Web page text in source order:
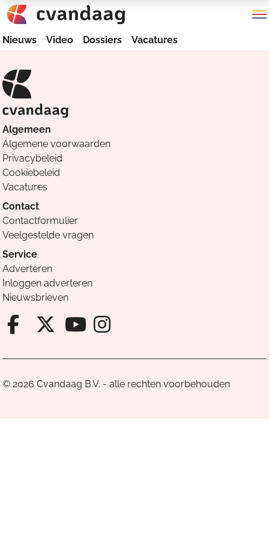
Nieuws Video Dossiers Vacatures
Algemeen
Algemene voorwaarden
Privacybeleid
Cookiebeleid
Vacatures
Contact
Contactformulier
Veelgestelde vragen
Service
Adverteren
Inloggen adverteren
Nieuwsbrieven
Facebook van Cvandaag
X van Cvandaag
Instagram van
© 2026 Cvandaag B.V. - alle rechten voorbehouden